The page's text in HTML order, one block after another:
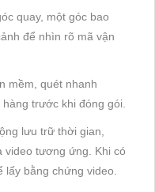
quay, một góc bao
để nhìn rõ mã vận
mềm, quét nhanh
trước khi đóng gói.
lưu trữ thời gian,
video tương ứng. Khi có
lấy bằng chứng video.